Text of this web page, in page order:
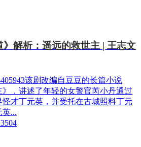
》解析：遥远的救世主 | 王志文
该剧改编自豆豆的长篇小说
》，讲述了年轻的女警官芮小丹通过
怪才丁元英，并受托在古城照料丁元
英...
3504